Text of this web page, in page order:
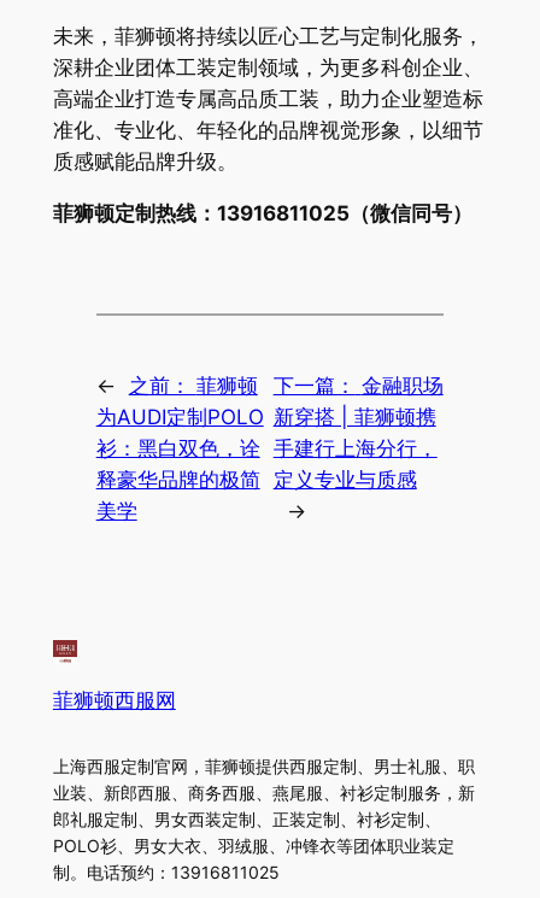
未来，菲狮顿将持续以匠心工艺与定制化服务，
深耕企业团体工装定制领域，为更多科创企业、
高端企业打造专属高品质工装，助力企业塑造标
准化、专业化、年轻化的品牌视觉形象，以细节
质感赋能品牌升级。
菲狮顿定制热线：13916811025（微信同号）
← 之前： 菲狮顿
为AUDI定制POLO
衫：黑白双色，诠
释豪华品牌的极简
美学
下一篇： 金融职场
新穿搭 | 菲狮顿携
手建行上海分行，
定义专业与质感
→
菲狮顿西服网
上海西服定制官网，菲狮顿提供西服定制、男士礼服、职
业装、新郎西服、商务西服、燕尾服、衬衫定制服务，新
郎礼服定制、男女西装定制、正装定制、衬衫定制、
POLO衫、男女大衣、羽绒服、冲锋衣等团体职业装定
制。电话预约：13916811025